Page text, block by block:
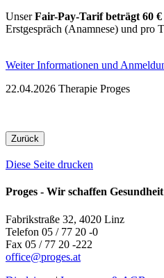
UnserFair-Pay-Tarif beträgt 60 €
Erstgespräch (Anamnese) und pro
Weiter Informationen und
22.04.2026 Therapie Proges
Zurück
Diese Seite drucken
Proges - Wir schaffen Gesundheit
Fabrikstraße 32, 4020 Linz
Telefon 05 / 77 20 -0
Fax 05 / 77 20 -222
office@proges.at